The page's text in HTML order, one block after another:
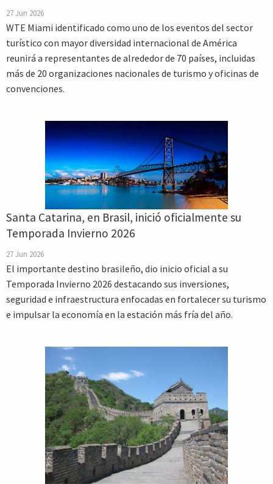
27 Jun 2026
WTE Miami identificado como uno de los eventos del sector
turístico con mayor diversidad internacional de América
reunirá a representantes de alrededor de 70 países, incluidas
más de 20 organizaciones nacionales de turismo y oficinas de
convenciones.
Santa Catarina, en Brasil, inició oficialmente su
Temporada Invierno 2026
27 Jun 2026
El importante destino brasileño, dio inicio oficial a su
Temporada Invierno 2026 destacando sus inversiones,
seguridad e infraestructura enfocadas en fortalecer su turismo
e impulsar la economía en la estación más fría del año.